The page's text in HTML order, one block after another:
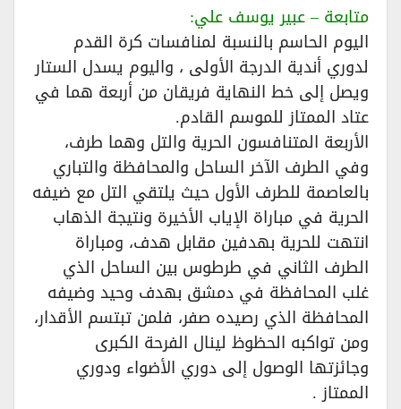
متابعة – عبير يوسف علي:
اليوم الحاسم بالنسبة لمنافسات كرة القدم
لدوري أندية الدرجة الأولى ، واليوم يسدل الستار
ويصل إلى خط النهاية فريقان من أربعة هما في
عتاد الممتاز للموسم القادم.
الأربعة المتنافسون الحرية والتل وهما طرف،
وفي الطرف الآخر الساحل والمحافظة والتباري
بالعاصمة للطرف الأول حيث يلتقي التل مع ضيفه
الحرية في مباراة الإياب الأخيرة ونتيجة الذهاب
انتهت للحرية بهدفين مقابل هدف، ومباراة
الطرف الثاني في طرطوس بين الساحل الذي
غلب المحافظة في دمشق بهدف وحيد وضيفه
المحافظة الذي رصيده صفر، فلمن تبتسم الأقدار،
ومن تواكبه الحظوظ لينال الفرحة الكبرى
وجائزتها الوصول إلى دوري الأضواء ودوري
الممتاز .